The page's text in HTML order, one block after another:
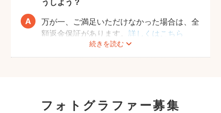
続きを読む
万が一、ご満足いただけなかった場合は、全
額返金保証があります。詳しくはこちら
フォトグラファー募集